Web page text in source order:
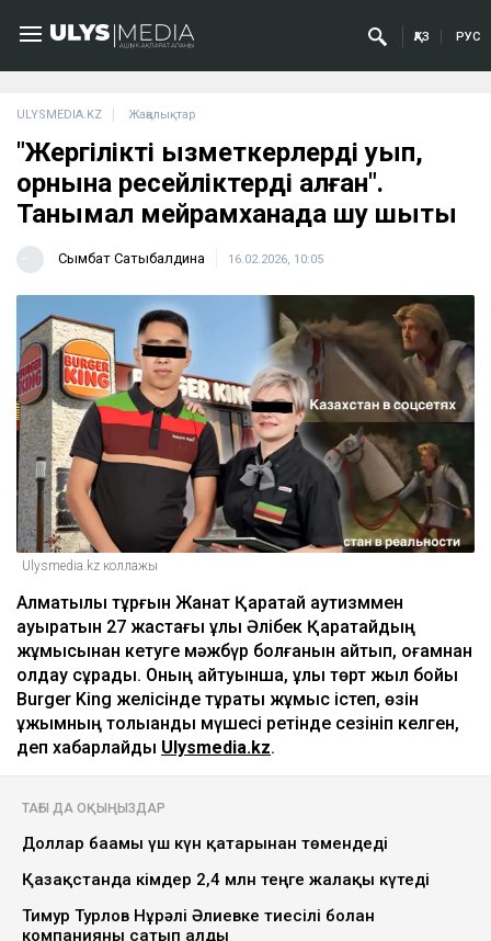
ҚАЗ РУС
ULYSMEDIA.KZ Жаңалықтар
"Жергілікті қызметкерлерді қуып,
орнына ресейліктерді алған".
Танымал мейрамханада шу шықты
Сымбат Сатыбалдина 16.02.2026, 10:05
Ulysmedia.kz коллажы
Алматылық тұрғын Жанат Қаратай аутизммен
ауыратын 27 жастағы ұлы Әлібек Қаратайдың
жұмысынан кетуге мәжбүр болғанын айтып, қоғамнан
қолдау сұрады. Оның айтуынша, ұлы төрт жыл бойы
Burger King желісінде тұрақты жұмыс істеп, өзін
ұжымның толыққанды мүшесі ретінде сезініп келген,
деп хабарлайды Ulysmedia.kz.
ТАҒЫ ДА ОҚЫҢЫЗДАР
Доллар бағамы үш күн қатарынан төмендеді
Қазақстанда кімдер 2,4 млн теңге жалақы күтеді
Тимур Турлов Нұрәлі Әлиевке тиесілі болған
компанияны сатып алды